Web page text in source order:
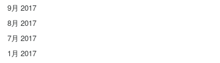
9月 2017
8月 2017
7月 2017
1月 2017